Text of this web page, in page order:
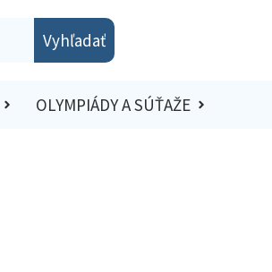
Vyhľadať
OLYMPIÁDY A SÚŤAŽE